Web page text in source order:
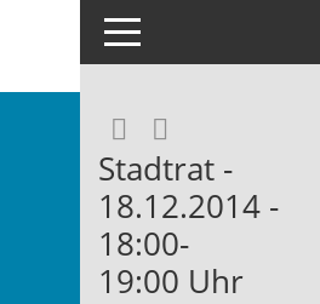
Toggle navigation
Stadtrat -
18.12.2014 -
18:00-
19:00 Uhr